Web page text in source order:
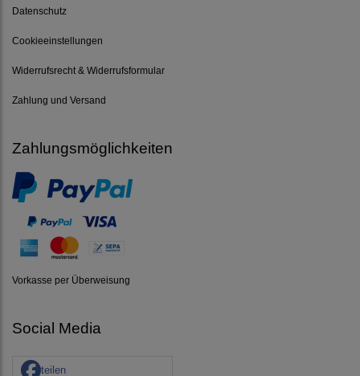
Datenschutz
Cookieeinstellungen
Widerrufsrecht & Widerrufsformular
Zahlung und Versand
Zahlungsmöglichkeiten
Vorkasse per Überweisung
Social Media
teilen